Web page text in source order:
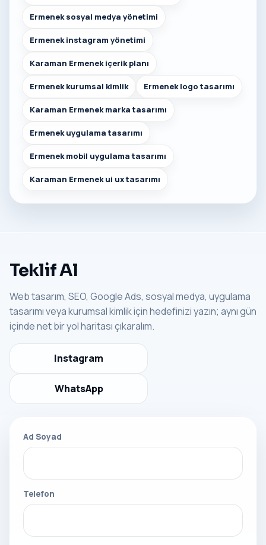
Ermenek sosyal medya yönetimi
Ermenek instagram yönetimi
Karaman Ermenek içerik planı
Ermenek kurumsal kimlik Ermenek logo tasarımı
Karaman Ermenek marka tasarımı
Ermenek uygulama tasarımı
Ermenek mobil uygulama tasarımı
Karaman Ermenek ui ux tasarımı
Teklif Al
Web tasarım, SEO, Google Ads, sosyal medya, uygulama
tasarımı veya kurumsal kimlik için hedefinizi yazın; aynı gün
içinde net bir yol haritası çıkaralım.
Instagram
WhatsApp
Ad Soyad
Telefon